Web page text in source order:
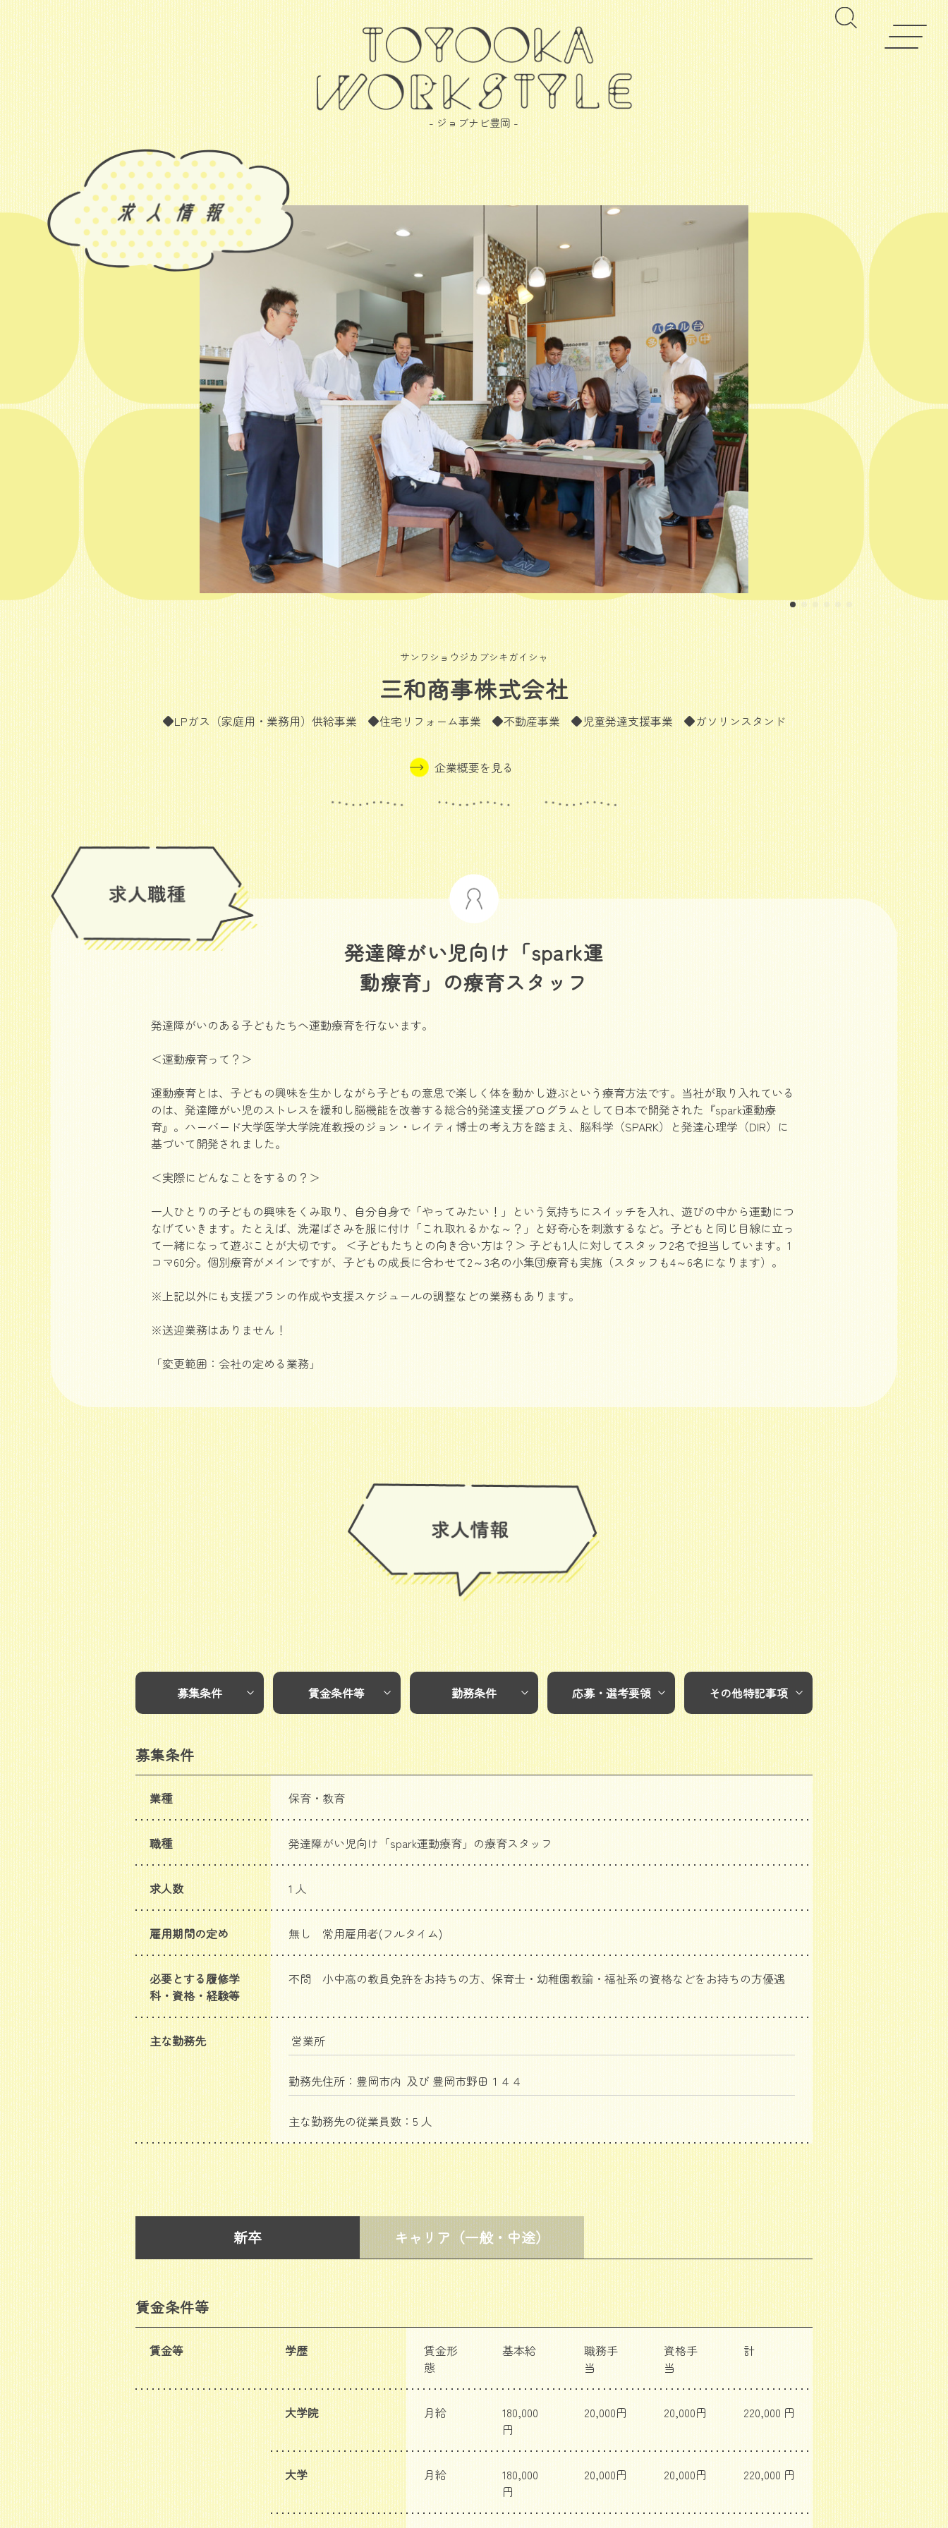
- ジョブナビ豊岡 -
サンワショウジカブシキガイシャ
三和商事株式会社
◆LPガス（家庭用・業務用）供給事業 ◆住宅リフォーム事業 ◆不動産事業 ◆児童発達支援事業 ◆ガソリンスタンド
企業概要を見る
発達障がい児向け「spark運
動療育」の療育スタッフ
発達障がいのある子どもたちへ運動療育を行ないます。
＜運動療育って？＞
運動療育とは、子どもの興味を生かしながら子どもの意思で楽しく体を動かし遊ぶという療育方法です。当社が取り入れている
のは、発達障がい児のストレスを緩和し脳機能を改善する総合的発達支援プログラムとして日本で開発された『spark運動療
育』。ハーバード大学医学大学院准教授のジョン・レイティ博士の考え方を踏まえ、脳科学（SPARK）と発達心理学（DIR）に
基づいて開発されました。
＜実際にどんなことをするの？＞
一人ひとりの子どもの興味をくみ取り、自分自身で「やってみたい！」という気持ちにスイッチを入れ、遊びの中から運動につ
なげていきます。たとえば、洗濯ばさみを服に付け「これ取れるかな～？」と好奇心を刺激するなど。子どもと同じ目線に立っ
て一緒になって遊ぶことが大切です。 ＜子どもたちとの向き合い方は？＞ 子ども1人に対してスタッフ2名で担当しています。1
コマ60分。個別療育がメインですが、子どもの成長に合わせて2～3名の小集団療育も実施（スタッフも4～6名になります）。
※上記以外にも支援プランの作成や支援スケジュールの調整などの業務もあります。
※送迎業務はありません！
「変更範囲：会社の定める業務」
募集条件 賃金条件等 勤務条件 応募・選考要領 その他特記事項
募集条件
業種 保育・教育
職種 発達障がい児向け「spark運動療育」の療育スタッフ
求人数 1 人
雇用期間の定め 無し 常用雇用者(フルタイム)
必要とする履修学
科・資格・経験等
不問 小中高の教員免許をお持ちの方、保育士・幼稚園教諭・福祉系の資格などをお持ちの方優遇
主な勤務先 営業所
勤務先住所：豊岡市内 及び 豊岡市野田１４４
主な勤務先の従業員数：5 人
新卒 キャリア （一般・中途）
賃金条件等
賃金等 学歴
賃金形
態
基本給
職務手
当
資格手
当
計
大学院 月給
180,000
円
20,000円 20,000円 220,000 円
大学 月給
180,000
円
20,000円 20,000円 220,000 円